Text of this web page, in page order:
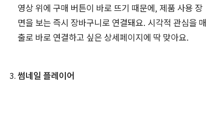
영상 위에 구매 버튼이 바로 뜨기 때문에, 제품 사용 장
면을 보는 즉시 장바구니로 연결돼요. 시각적 관심을 매
출로 바로 연결하고 싶은 상세페이지에 딱 맞아요.
썸네일 플레이어